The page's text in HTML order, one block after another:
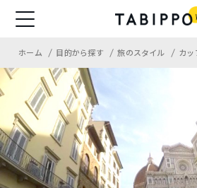
ホーム 目的から探す 旅のスタイル カッ